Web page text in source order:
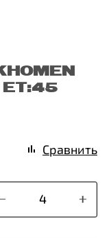
ET:45
Сравнить